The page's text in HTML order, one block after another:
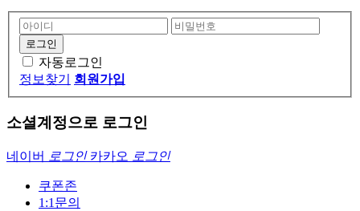
자동로그인
정보찾기
회원가입
소셜계정으로 로그인
네이버 로그인 카카오 로그인
쿠폰존
1:1문의